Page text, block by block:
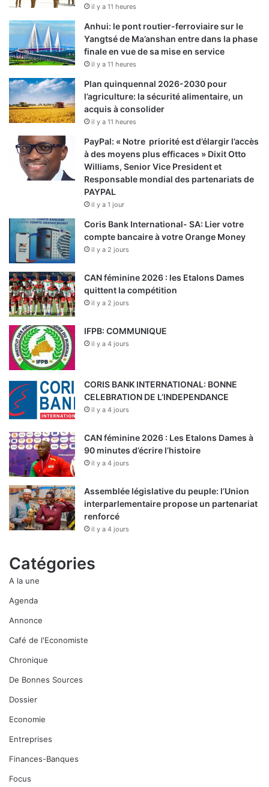
il y a 11 heures
Anhui: le pont routier-ferroviaire sur le
Yangtsé de Ma’anshan entre dans la phase
finale en vue de sa mise en service
il y a 11 heures
Plan quinquennal 2026-2030 pour
l’agriculture: la sécurité alimentaire, un
acquis à consolider
il y a 11 heures
PayPal: « Notre priorité est d’élargir l’accès
à des moyens plus efficaces » Dixit Otto
Williams, Senior Vice President et
Responsable mondial des partenariats de
PAYPAL
il y a 1 jour
Coris Bank International- SA: Lier votre
compte bancaire à votre Orange Money
il y a 2 jours
CAN féminine 2026 : les Etalons Dames
quittent la compétition
il y a 2 jours
IFPB: COMMUNIQUE
il y a 4 jours
CORIS BANK INTERNATIONAL: BONNE
CELEBRATION DE L’INDEPENDANCE
il y a 4 jours
CAN féminine 2026 : Les Etalons Dames à
90 minutes d’écrire l’histoire
il y a 4 jours
Assemblée législative du peuple: l’Union
interparlementaire propose un partenariat
renforcé
il y a 4 jours
Catégories
A la une
Agenda
Annonce
Café de l'Economiste
Chronique
De Bonnes Sources
Dossier
Economie
Entreprises
Finances-Banques
Focus